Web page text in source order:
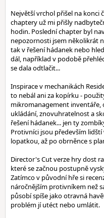
Největší vrchol přišel na konci
chaptery už mi přišly
hodin. Poslední chapter byl
nepozornosti jsem několikrát
tak v řešení hádanek nebo
dál, například v podobě
se dala odtlačit...
Inspirace v mechanikách
to nebál ani za kopírku -
mikromanagement inventáře,
ukládání, znovuhratelnost a
řešení hádanek... jen ty
Protivníci jsou především
lopatkou, až po obrněnce s
Director's Cut verze hry dost
které se začnou postupně
Zatímco v původní hře si
náročnějším protivníkem než
působí spíše jako otravná
problém jí utéct nebo umlátit.